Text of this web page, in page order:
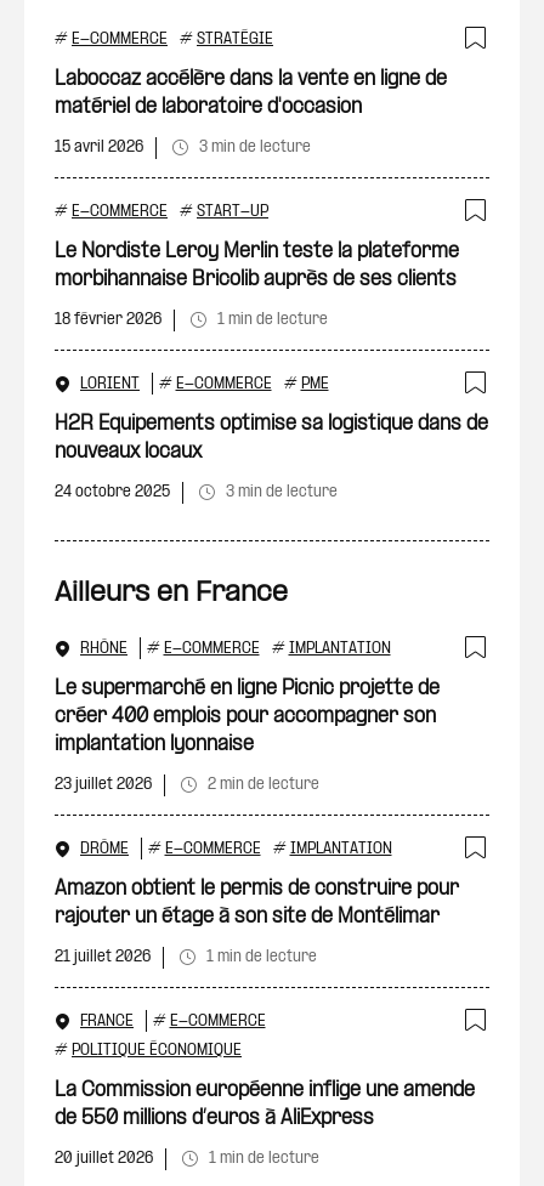
# E-COMMERCE # STRATÉGIE
Laboccaz accélère dans la vente en ligne de
matériel de laboratoire d'occasion
15 avril 2026 3 min de lecture
# E-COMMERCE # START-UP
Le Nordiste Leroy Merlin teste la plateforme
morbihannaise Bricolib auprès de ses clients
18 février 2026 1 min de lecture
LORIENT # E-COMMERCE # PME
H2R Equipements optimise sa logistique dans de
nouveaux locaux
24 octobre 2025 3 min de lecture
Ailleurs en France
RHÔNE # E-COMMERCE # IMPLANTATION
Le supermarché en ligne Picnic projette de
créer 400 emplois pour accompagner son
implantation lyonnaise
23 juillet 2026 2 min de lecture
DRÔME # E-COMMERCE # IMPLANTATION
Amazon obtient le permis de construire pour
rajouter un étage à son site de Montélimar
21 juillet 2026 1 min de lecture
FRANCE # E-COMMERCE
# POLITIQUE ÉCONOMIQUE
La Commission européenne inflige une amende
de 550 millions d’euros à AliExpress
20 juillet 2026 1 min de lecture